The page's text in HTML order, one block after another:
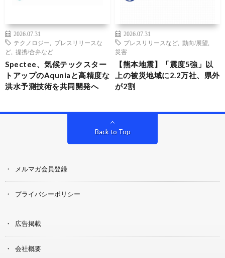
2026.07.31
テクノロジー
プレスリリースな
ど
提携/合弁など
Spectee、気候テックスター
トアップのAquniaと高精度な
洪水予測技術を共同開発へ
2026.07.31
プレスリリースなど
動向/展望
災害
【熊本地震】「震度5強」以
上の被災地域に2.2万社、県外
が2割
Back to Top
メルマガ会員登録
プライバシーポリシー
広告掲載
会社概要